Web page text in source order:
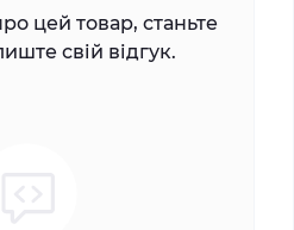
цей товар, станьте
свій відгук.